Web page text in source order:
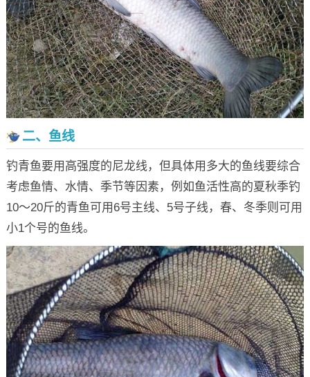
二、鱼线
钓青鱼要用高强度的尼龙线，但具体用多大的鱼线要综合
考虑鱼情、水情、季节等因素，例如鱼活性高的夏秋季钓
10～20斤的青鱼可用6号主线、5号子线，春、冬季则可用
小1个号的鱼线。